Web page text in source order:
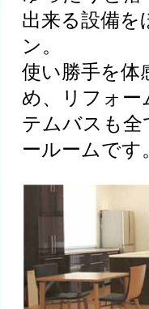
出来る設備を
ン。
使い勝手を体
め、リフォー
テムバスも全
ールームです